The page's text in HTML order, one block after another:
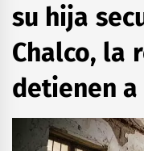
su hija
Chalco, la
detienen